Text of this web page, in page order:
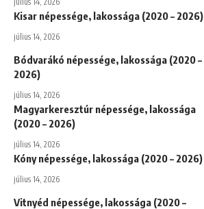
Kisar népessége, lakossága (2020 – 2026)
július 14, 2026
Bódvarákó népessége, lakossága (2020 –
2026)
július 14, 2026
Magyarkeresztúr népessége, lakossága
(2020 – 2026)
július 14, 2026
Kóny népessége, lakossága (2020 – 2026)
július 14, 2026
Vitnyéd népessége, lakossága (2020 –